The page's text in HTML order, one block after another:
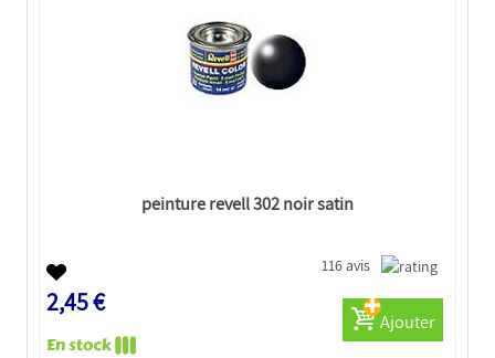
peinture revell 302 noir satin
116 avis
2,45 €
Ajouter